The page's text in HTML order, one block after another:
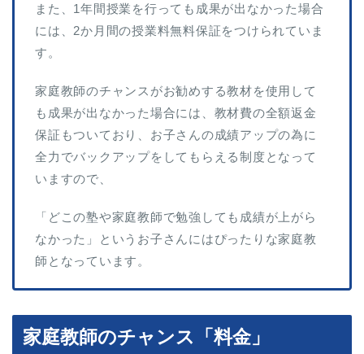
また、1年間授業を行っても成果が出なかった場合
には、2か月間の授業料無料保証をつけられていま
す。
家庭教師のチャンスがお勧めする教材を使用して
も成果が出なかった場合には、教材費の全額返金
保証もついており、お子さんの成績アップの為に
全力でバックアップをしてもらえる制度となって
いますので、
「どこの塾や家庭教師で勉強しても成績が上がら
なかった」というお子さんにはぴったりな家庭教
師となっています。
家庭教師のチャンス「料金」